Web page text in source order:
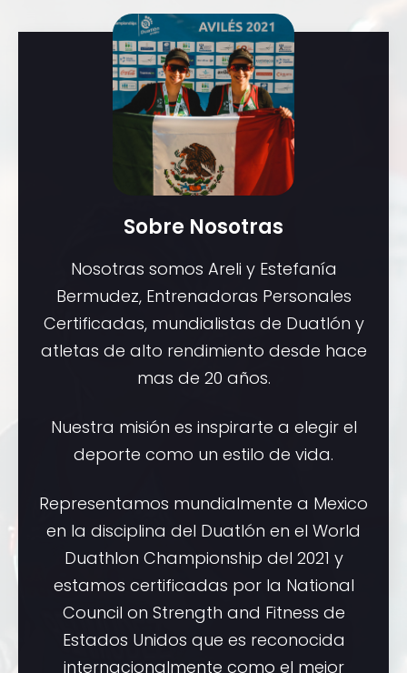
Sobre Nosotras
Nosotras somos Areli y Estefanía
Bermudez, Entrenadoras Personales
Certificadas, mundialistas de Duatlón y
atletas de alto rendimiento desde hace
mas de 20 años.
Nuestra misión es inspirarte a elegir el
deporte como un estilo de vida.
Representamos mundialmente a Mexico
en la disciplina del Duatlón en el World
Duathlon Championship del 2021 y
estamos certificadas por la National
Council on Strength and Fitness de
Estados Unidos que es reconocida
internacionalmente como el mejor